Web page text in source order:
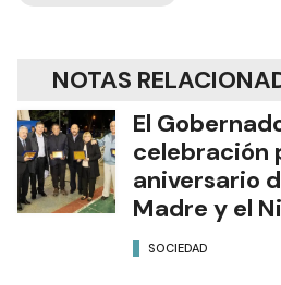
NOTAS
El
celebración
aniversario
Madre y el
SOCIEDAD